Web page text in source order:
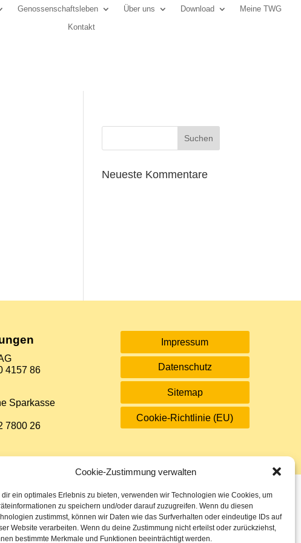
Cookie-Zustimmung verwalten
dir ein optimales Erlebnis zu bieten, verwenden wir Technologien wie Cookies, um
zu speichern und/oder darauf zuzugreifen. Wenn du diesen
zustimmst, können wir Daten wie das Surfverhalten oder eindeutige IDs auf
Website verarbeiten. Wenn du deine Zustimmung nicht erteilst oder zurückziehst,
bestimmte Merkmale und Funktionen beeinträchtigt werden.
Genossenschaftsleben Über uns Download Meine TWG
Kontakt
Neueste Kommentare
4157 86
Sparkasse
7800 26
Impressum
Datenschutz
Sitemap
Cookie-Richtlinie (EU)